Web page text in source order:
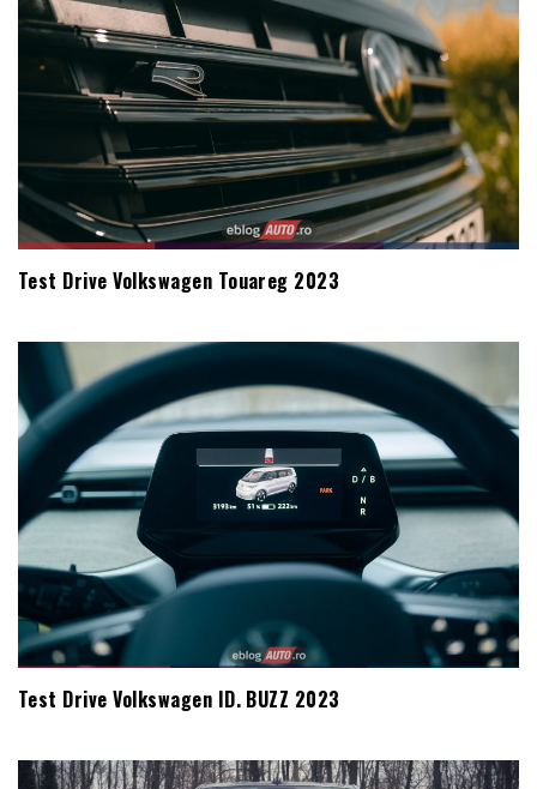
Test Drive Volkswagen Touareg 2023
Test Drive Volkswagen ID. BUZZ 2023